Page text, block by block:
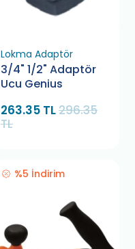
Lokma Adaptör
3/4" 1/2" Adaptör
Ucu Genius
263.35 TL296.35
TL
%5 İndirim